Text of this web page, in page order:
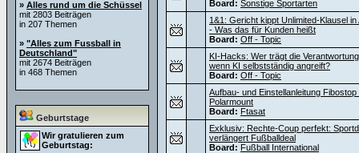
» Alles rund um die Schüssel
mit 2803 Beiträgen
in 207 Themen
» "Alles zum Fussball in
Deutschland"
mit 2674 Beiträgen
in 468 Themen
Geburtstage
Wir gratulieren zum
Geburtstag:
Board: Sonstige Sportarten
1&1: Gericht kippt Unlimited-Klausel in
- Was das für Kunden heißt
Board: Off - Topic
KI-Hacks: Wer trägt die
wenn KI selbstständig angreift?
Board: Off - Topic
Aufbau- und Einstellanleitung Fibostop
Polarmount
Board: Ftasat
Exklusiv: Rechte-Coup perfekt:
verlängert Fußballdeal
Board: Fußball International